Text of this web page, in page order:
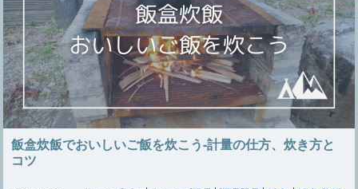
飯盒炊飯でおいしいご飯を炊こう-計量の仕方、炊き方と
コツ